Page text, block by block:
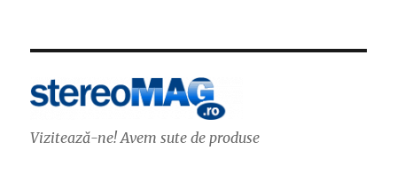
Vizitează-ne! Avem sute de produse